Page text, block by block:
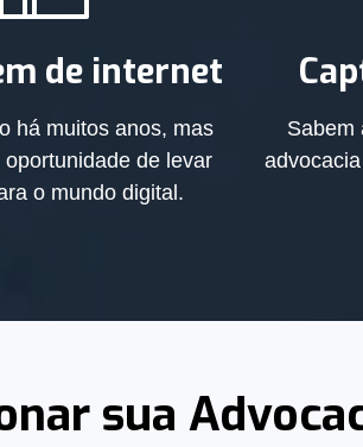
de internet
há muitos anos, mas
de levar
o mundo digital.
Sabem
sua